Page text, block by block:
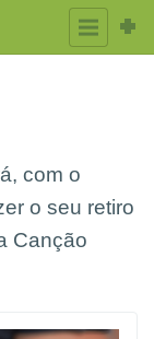
com o
o seu retiro
Canção